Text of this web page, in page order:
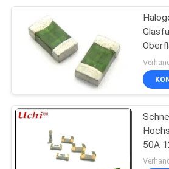
fixiert
50A